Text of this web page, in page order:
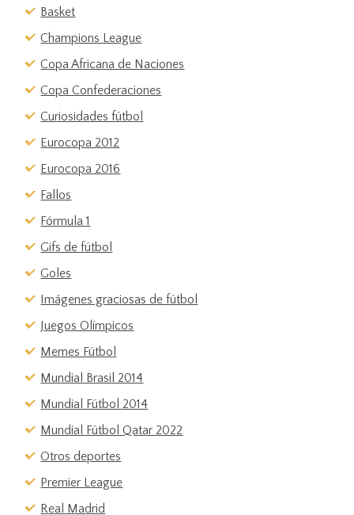
Basket
Champions League
Copa Africana de Naciones
Copa Confederaciones
Curiosidades fútbol
Eurocopa 2012
Eurocopa 2016
Fallos
Fórmula 1
Gifs de fútbol
Goles
Imágenes graciosas de fútbol
Juegos Olímpicos
Memes Fútbol
Mundial Brasil 2014
Mundial Fútbol 2014
Mundial Fútbol Qatar 2022
Otros deportes
Premier League
Real Madrid